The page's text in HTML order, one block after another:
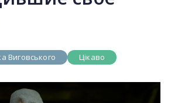
Виговського Цікаво